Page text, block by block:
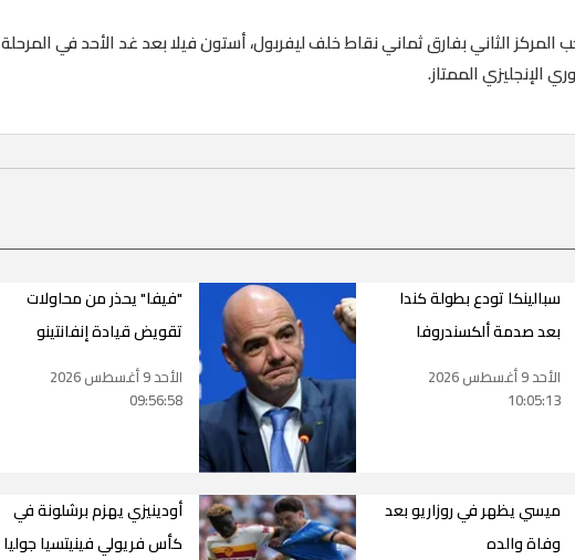
المركز الثاني بفارق ثماني نقاط خلف ليفربول، أستون فيلا بعد غد الأحد في المرحلة
الإنجليزي الممتاز.
سبالينكا تودع بطولة كندا
بعد صدمة ألكسندروفا
الأحد 9 أغسطس 2026
10:05:13
"فيفا" يحذر من محاولات
تقويض قيادة إنفانتينو
الأحد 9 أغسطس 2026
09:56:58
ميسي يظهر في روزاريو بعد
وفاة والده
أودينيزي يهزم برشلونة في
كأس فريولي فينيتسيا جوليا